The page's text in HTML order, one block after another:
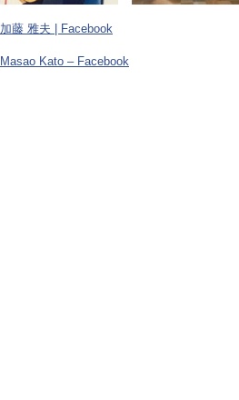
加藤 雅夫 | Facebook
Masao Kato – Facebook